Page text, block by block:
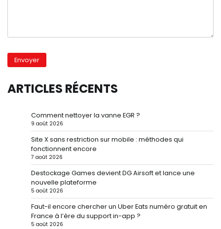
ARTICLES RÉCENTS
Comment nettoyer la vanne EGR ?
9 août 2026
Site X sans restriction sur mobile : méthodes qui
fonctionnent encore
7 août 2026
Destockage Games devient DG Airsoft et lance une
nouvelle plateforme
5 août 2026
Faut-il encore chercher un Uber Eats numéro gratuit en
France à l’ère du support in-app ?
5 août 2026